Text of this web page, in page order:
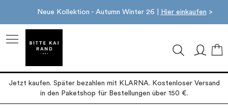
Neue Kollektion - Autumn Winter 26 | Hier einkaufen >
Jetzt kaufen. Später bezahlen mit KLARNA. Kostenloser Versand
in den Paketshop für Bestellungen über 150 €.